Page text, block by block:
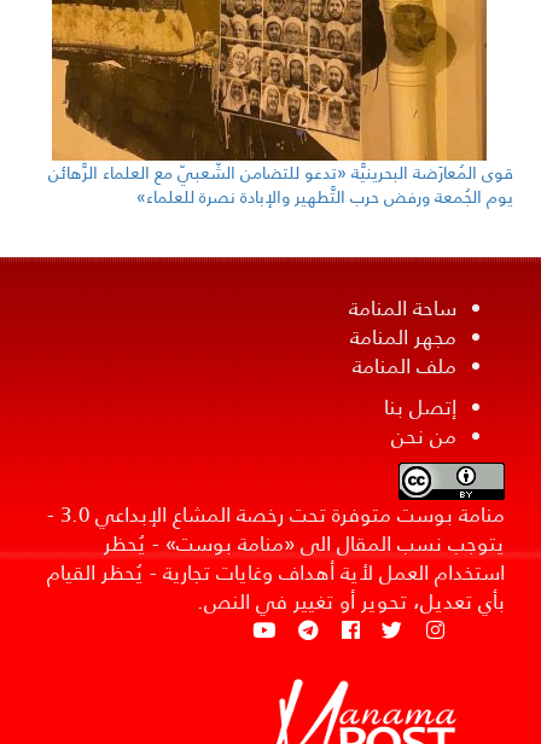
قوى المُعارَضة البحرينيَّة «تدعو للتضامن الشّعبيّ مع العلماء الرَّهائن
يوم الجُمعة ورفض حرب التَّطهير والإبادة نصرة للعلماء»
ساحة المنامة
مجهر المنامة
ملف المنامة
إتصل بنا
من نحن
منامة بوست متوفرة تحت رخصة المشاع الإبداعي 3.0 -
يتوجب نسب المقال الى «منامة بوست» - يُحظر
استخدام العمل لأية أهداف وغايات تجارية - يُحظر القيام
بأي تعديل، تحوير أو تغيير في النص.